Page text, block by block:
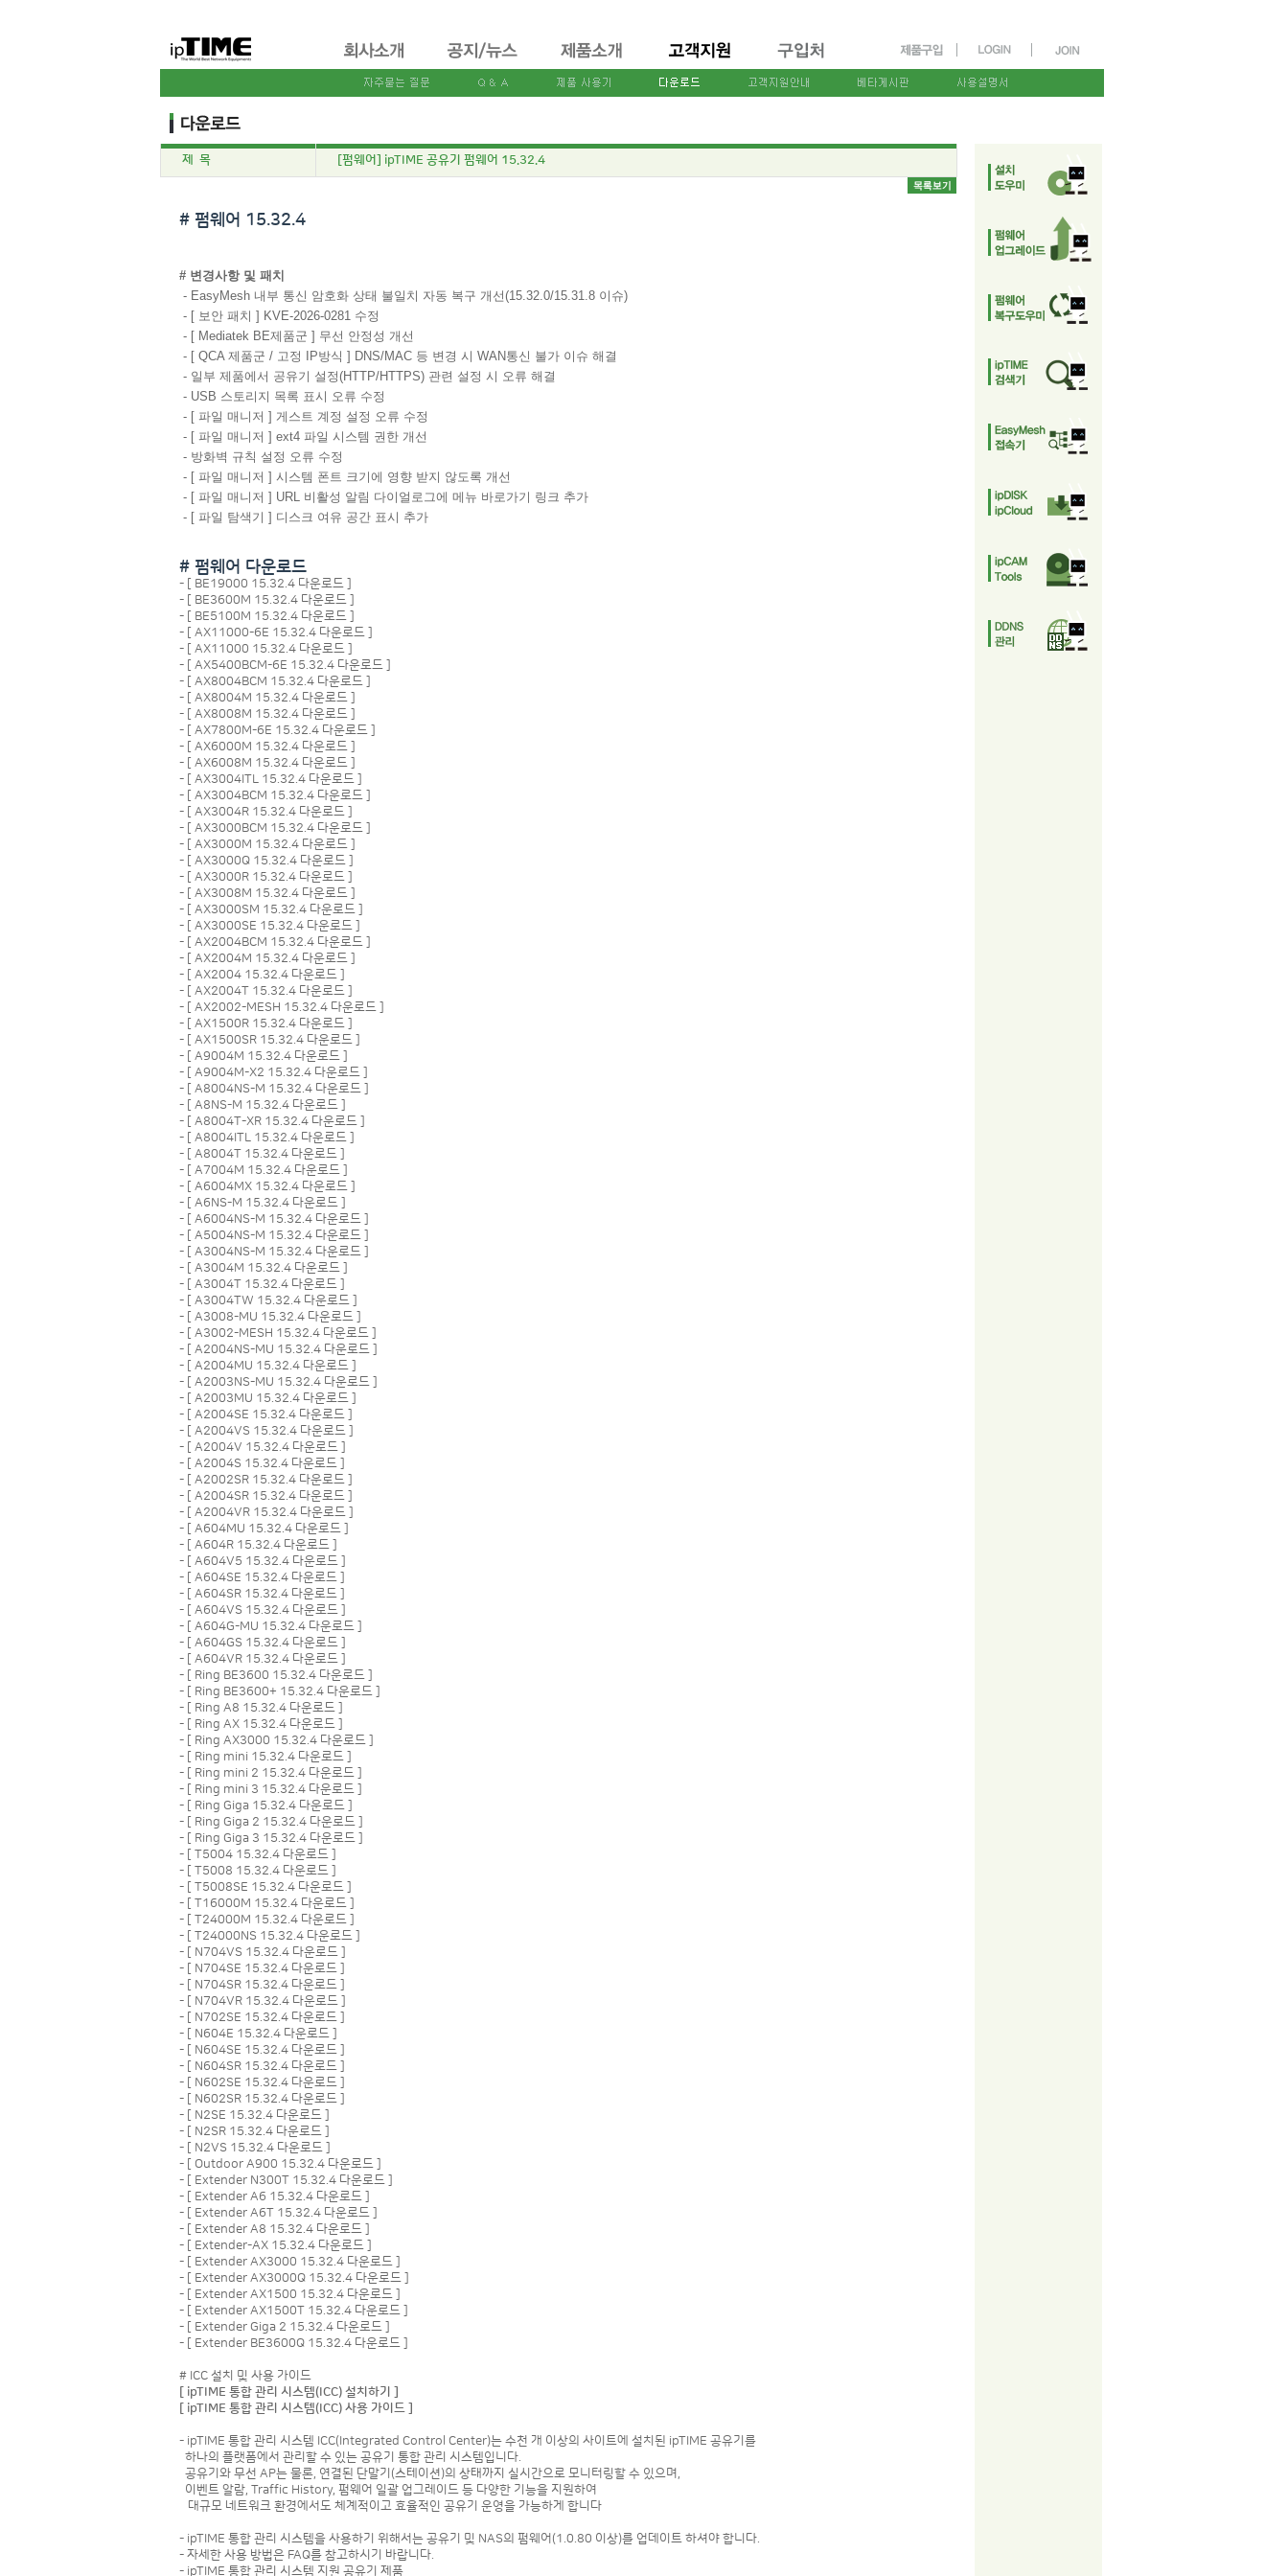
제 목 [펌웨어] ipTIME 공유기 펌웨어 15.32.4
# 펌웨어 15.32.4
# 변경사항 및 패치
- EasyMesh 내부 통신 암호화 상태 불일치 자동 복구 개선(15.32.0/15.31.8 이슈)
- [ 보안 패치 ] KVE-2026-0281 수정
- [ Mediatek BE제품군 ] 무선 안정성 개선
- [ QCA 제품군 / 고정 IP방식 ] DNS/MAC 등 변경 시 WAN통신 불가 이슈 해결
- 일부 제품에서 공유기 설정(HTTP/HTTPS) 관련 설정 시 오류 해결
- USB 스토리지 목록 표시 오류 수정
- [ 파일 매니저 ] 게스트 계정 설정 오류 수정
- [ 파일 매니저 ] ext4 파일 시스템 권한 개선
- 방화벽 규칙 설정 오류 수정
- [ 파일 매니저 ] 시스템 폰트 크기에 영향 받지 않도록 개선
- [ 파일 매니저 ] URL 비활성 알림 다이얼로그에 메뉴 바로가기 링크 추가
- [ 파일 탐색기 ] 디스크 여유 공간 표시 추가
# 펌웨어 다운로드
- [ BE19000 15.32.4 다운로드]
- [
BE3600M 15.32.4 다운로드]
- [
BE5100M 15.32.4 다운로드]
- [ AX11000-6E 15.32.4 다운로드]
- [ AX11000 15.32.4 다운로드]
- [ AX5400BCM-6E 15.32.4 다운로드]
- [ AX8004BCM 15.32.4 다운로드]
- [ AX8004M 15.32.4 다운로드]
- [ AX8008M 15.32.4 다운로드]
- [ AX7800M-6E 15.32.4 다운로드]
- [ AX6000M 15.32.4 다운로드]
- [ AX6008M 15.32.4 다운로드]
- [ AX3004ITL 15.32.4 다운로드]
- [ AX3004BCM 15.32.4 다운로드]
- [ AX3004R 15.32.4 다운로드]
- [ AX3000BCM 15.32.4 다운로드]
- [ AX3000M 15.32.4 다운로드]
- [ AX3000Q 15.32.4 다운로드]
- [ AX3000R 15.32.4 다운로드]
- [ AX3008M 15.32.4 다운로드]
- [ AX3000SM 15.32.4 다운로드]
- [ AX3000SE 15.32.4 다운로드]
- [ AX2004BCM 15.32.4 다운로드]
- [ AX2004M 15.32.4 다운로드]
- [ AX2004 15.32.4 다운로드]
- [ AX2004T 15.32.4 다운로드]
- [ AX2002-MESH 15.32.4 다운로드]
- [ AX1500R 15.32.4 다운로드]
- [ AX1500SR 15.32.4 다운로드]
- [ A9004M 15.32.4 다운로드]
- [ A9004M-X2 15.32.4 다운로드]
- [ A8004NS-M 15.32.4 다운로드]
- [ A8NS-M 15.32.4 다운로드]
- [ A8004T-XR 15.32.4 다운로드]
- [ A8004ITL 15.32.4 다운로드]
- [ A8004T 15.32.4 다운로드]
- [ A7004M 15.32.4 다운로드]
- [ A6004MX 15.32.4 다운로드]
- [ A6NS-M 15.32.4 다운로드]
- [ A6004NS-M 15.32.4 다운로드]
- [ A5004NS-M 15.32.4 다운로드]
- [ A3004NS-M 15.32.4 다운로드]
- [ A3004M 15.32.4 다운로드]
- [ A3004T 15.32.4 다운로드]
- [ A3004TW 15.32.4 다운로드]
- [ A3008-MU 15.32.4 다운로드]
- [ A3002-MESH 15.32.4 다운로드]
- [ A2004NS-MU 15.32.4 다운로드]
- [ A2004MU 15.32.4 다운로드]
- [ A2003NS-MU 15.32.4 다운로드]
- [ A2003MU 15.32.4 다운로드]
- [ A2004SE 15.32.4 다운로드]
- [ A2004VS 15.32.4 다운로드]
- [ A2004V 15.32.4 다운로드]
- [ A2004S 15.32.4 다운로드]
- [ A2002SR 15.32.4 다운로드]
- [ A2004SR 15.32.4 다운로드]
- [ A2004VR 15.32.4 다운로드]
- [ A604MU 15.32.4 다운로드]
- [ A604R 15.32.4 다운로드]
- [ A604V5 15.32.4 다운로드]
- [ A604SE 15.32.4 다운로드]
- [ A604SR 15.32.4 다운로드]
- [ A604VS 15.32.4 다운로드]
- [ A604G-MU 15.32.4 다운로드]
- [ A604GS 15.32.4 다운로드]
- [ A604VR 15.32.4 다운로드]
- [
Ring BE3600 15.32.4 다운로드]
- [
Ring BE3600+ 15.32.4 다운로드]
- [
Ring A8 15.32.4 다운로드]
- [
Ring AX 15.32.4 다운로드]
- [
Ring AX3000 15.32.4 다운로드]
- [
Ring mini 15.32.4 다운로드]
- [
Ring mini 2 15.32.4 다운로드]
- [
Ring mini 3 15.32.4 다운로드]
- [
Ring Giga 15.32.4 다운로드]
- [
Ring Giga 2 15.32.4 다운로드]
- [
Ring Giga 3 15.32.4 다운로드]
- [ T5004 15.32.4 다운로드]
- [ T5008 15.32.4 다운로드]
- [ T5008SE 15.32.4 다운로드]
- [ T16000M 15.32.4 다운로드]
- [ T24000M 15.32.4 다운로드]
- [ T24000NS 15.32.4 다운로드]
- [
N704VS 15.32.4 다운로드]
- [
N704SE 15.32.4 다운로드]
- [
N704SR 15.32.4 다운로드]
- [
N704VR 15.32.4 다운로드]
- [
N702SE 15.32.4 다운로드]
- [
N604E 15.32.4 다운로드]
- [
N604SE 15.32.4 다운로드]
- [
N604SR 15.32.4 다운로드]
- [
N602SE 15.32.4 다운로드]
- [
N602SR 15.32.4 다운로드]
- [
N2SE 15.32.4 다운로드]
- [
N2SR 15.32.4 다운로드]
- [
N2VS 15.32.4 다운로드]
- [ Outdoor A900 15.32.4 다운로드]
- [
Extender N300T 15.32.4 다운로드]
- [
Extender A6 15.32.4 다운로드]
- [
Extender A6T 15.32.4 다운로드]
- [
Extender A8 15.32.4 다운로드]
- [
Extender-AX 15.32.4 다운로드]
- [
Extender AX3000 15.32.4 다운로드]
- [
Extender AX3000Q 15.32.4 다운로드]
- [
Extender AX1500 15.32.4 다운로드]
- [
Extender AX1500T 15.32.4 다운로드]
- [
Extender Giga 2 15.32.4 다운로드]
- [
Extender BE3600Q 15.32.4 다운로드]
# ICC 설치 및 사용 가이드
[ ipTIME 통합 관리 시스템(ICC) 설치하기 ]
[ ipTIME 통합 관리 시스템(ICC) 사용 가이드 ]
- ipTIME 통합 관리 시스템 ICC(Integrated Control Center)는 수천 개 이상의 사이트에 설치된 ipTIME 공유기를
하나의 플랫폼에서 관리할 수 있는 공유기 통합 관리 시스템입니다.
공유기와 무선 AP는 물론, 연결된 단말기(스테이션)의 상태까지 실시간으로 모니터링할 수 있으며,
이벤트 알람, Traffic History, 펌웨어 일괄 업그레이드 등 다양한 기능을 지원하여
대규모 네트워크 환경에서도 체계적이고 효율적인 공유기 운영을 가능하게 합니다
- ipTIME 통합 관리 시스템을 사용하기 위해서는 공유기 및 NAS의 펌웨어(1.0.80 이상)를 업데이트 하셔야 합니다.
- 자세한 사용 방법은 FAQ를 참고하시기 바랍니다.
- ipTIME 통합 관리 시스템 지원 공유기 제품